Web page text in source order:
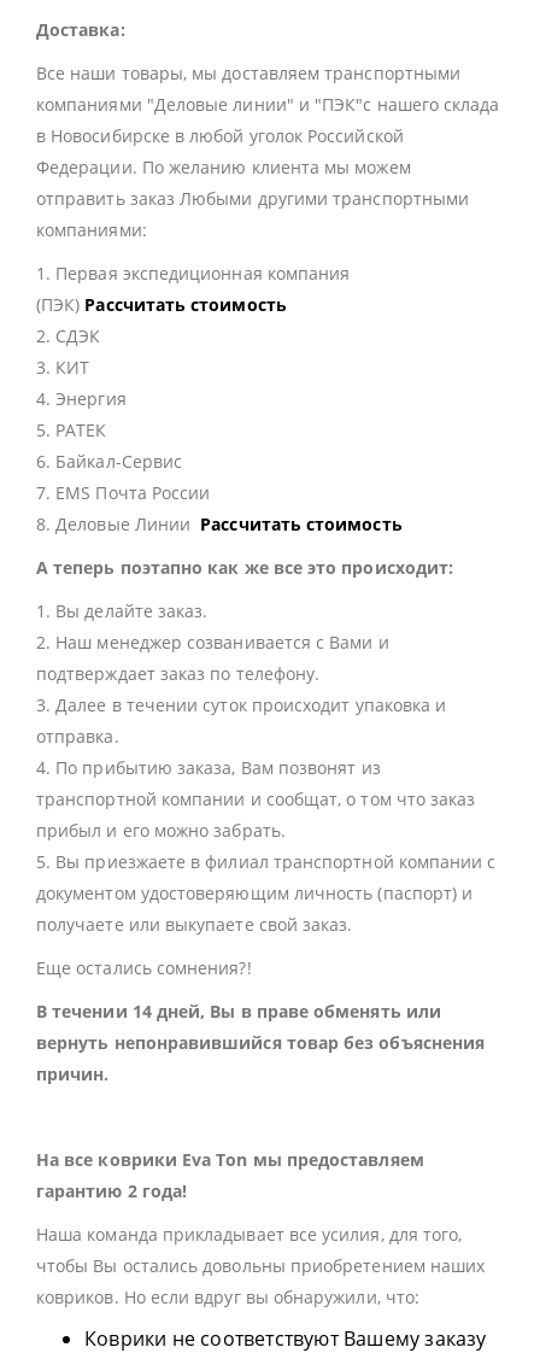
Доставка:
Все наши товары, мы доставляем транспортными
компаниями "Деловые линии" и "ПЭК"с нашего склада
в Новосибирске в любой уголок Российской
Федерации. По желанию клиента мы можем
отправить заказ Любыми другими транспортными
компаниями:
1. Первая экспедиционная компания
(ПЭК) Рассчитать стоимость
2. СДЭК
3. КИТ
4. Энергия
5. РАТЕК
6. Байкал-Сервис
7. EMS Почта России
8. Деловые Линии Рассчитать стоимость
А теперь поэтапно как же все это происходит:
1. Вы делайте заказ.
2. Наш менеджер созванивается с Вами и
подтверждает заказ по телефону.
3. Далее в течении суток происходит упаковка и
отправка.
4. По прибытию заказа, Вам позвонят из
транспортной компании и сообщат, о том что заказ
прибыл и его можно забрать.
5. Вы приезжаете в филиал транспортной компании с
документом удостоверяющим личность (паспорт) и
получаете или выкупаете свой заказ.
Еще остались сомнения?!
В течении 14 дней, Вы в праве обменять или
вернуть непонравившийся товар без объяснения
причин.
На все коврики Eva Ton мы предоставляем
гарантию 2 года!
Наша команда прикладывает все усилия, для того,
чтобы Вы остались довольны приобретением наших
ковриков. Но если вдруг вы обнаружили, что:
Коврики не соответствуют Вашему заказу